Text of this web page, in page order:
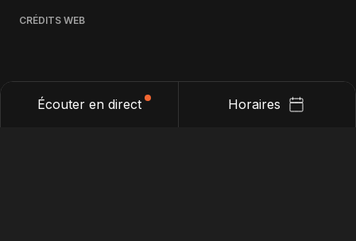
Écouter en direct Horaires
CRÉDITS WEB